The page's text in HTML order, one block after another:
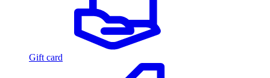
Gift card